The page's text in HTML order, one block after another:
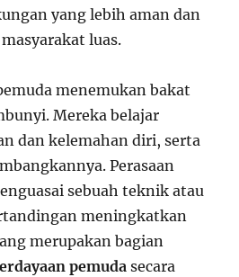
yang lebih aman dan
luas.
menemukan bakat
Mereka belajar
dan kelemahan diri, serta
Perasaan
sebuah teknik atau
meningkatkan
merupakan bagian
pemuda secara